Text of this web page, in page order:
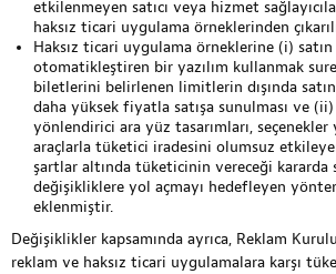
etkilenmeyen satıcı veya hizmet
haksız ticari uygulama örneklerinden
Haksız ticari uygulama örneklerine (i)
otomatikleştiren bir yazılım kullanmak
biletlerini belirlenen limitlerin dışında
daha yüksek fiyatla satışa sunulması ve
yönlendirici ara yüz tasarımları,
araçlarla tüketici iradesini olumsuz
şartlar altında tüketicinin vereceği kararda
değişikliklere yol açmayı hedefleyen
eklenmiştir.
Değişiklikler kapsamında ayrıca, Reklam
reklam ve haksız ticari uygulamalara karşı